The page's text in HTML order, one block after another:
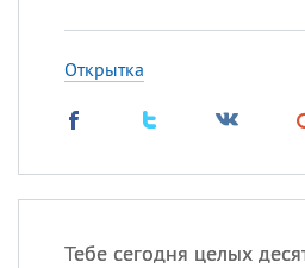
Открытка
Тебе сегодня целых